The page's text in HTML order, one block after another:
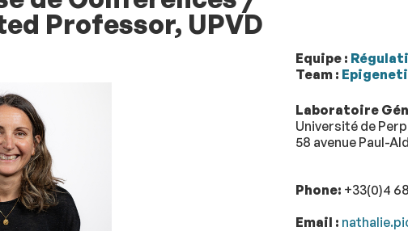
Professor, UPVD
Equipe :
Team :
Laboratoire
Université de
58 avenue Paul-
Phone: +33(0)4
Email :